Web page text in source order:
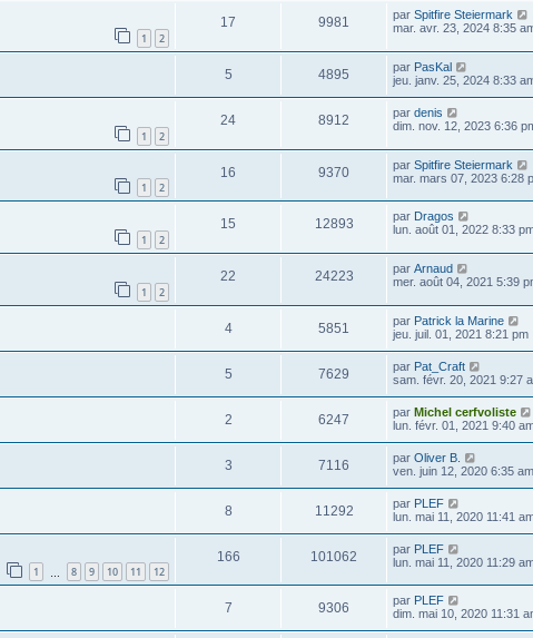
1 2
17 9981 par Spitfire Steiermark
mar. avr. 23, 2024 8:35
5 4895 par PasKal
jeu. janv. 25, 2024 8:33
1 2
24 8912 par denis
dim. nov. 12, 2023 6:36
1 2
16 9370 par Spitfire Steiermark
mar. mars 07, 2023 6:28
1 2
15 12893 par Dragos
lun. août 01, 2022 8:33
1 2
22 24223 par Arnaud
mer. août 04, 2021 5:39
4 5851 par Patrick la Marine
jeu. juil. 01, 2021 8:21 pm
5 7629 par Pat_Craft
sam. févr. 20, 2021 9:27
2 6247 par Michel cerfvoliste
lun. févr. 01, 2021 9:40
3 7116 par Oliver B.
ven. juin 12, 2020 6:35 am
8 11292 par PLEF
lun. mai 11, 2020 11:41
1 8 9 10 11 12
166 101062 par PLEF
lun. mai 11, 2020 11:29
7 9306 par PLEF
dim. mai 10, 2020 11:31